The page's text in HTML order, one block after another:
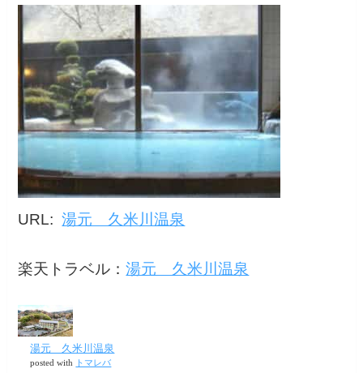
URL:湯元 久米川温泉
楽天トラベル：湯元 久米川温泉
湯元 久米川温泉
posted with トマレバ